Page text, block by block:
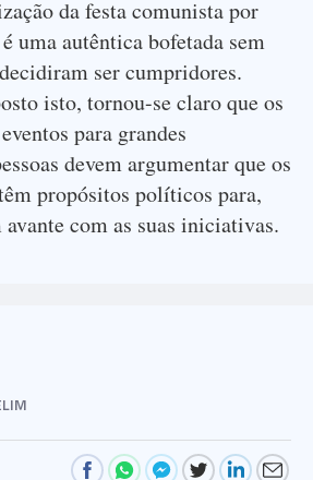
da festa comunista por
uma autêntica bofetada sem
ser cumpridores.
isto, tornou-se claro que os
para grandes
devem argumentar que os
propósitos políticos para,
com as suas iniciativas.